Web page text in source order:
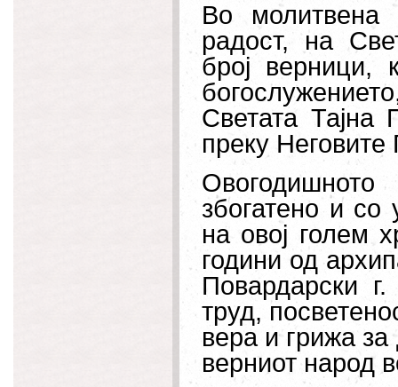
Во молитвена
радост, на
број верници,
Светата Тајна
преку
збогатено и со
на овој голем
години од
Повардарски
труд,
вера и грижа
верниот народ